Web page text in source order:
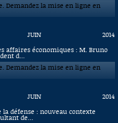
Demandez la mise en ligne en
JUIN
2014
affaires économiques : M. Bruno
d...
Demandez la mise en ligne en
JUIN
2014
la défense : nouveau contexte
de...